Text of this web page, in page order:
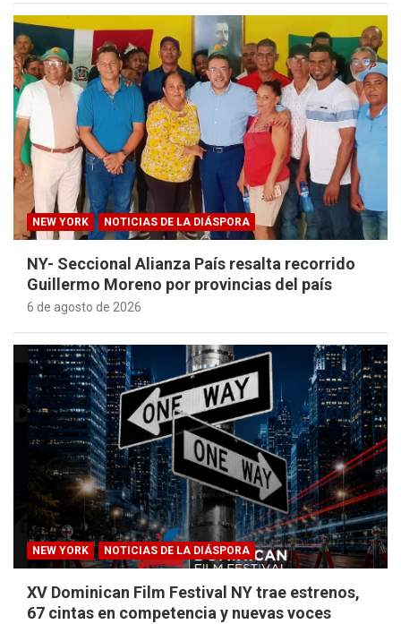
NEW YORK NOTICIAS DE LA DIÁSPORA
NY- Seccional Alianza País resalta recorrido
Guillermo Moreno por provincias del país
6 de agosto de 2026
NEW YORK NOTICIAS DE LA DIÁSPORA
XV Dominican Film Festival NY trae estrenos,
67 cintas en competencia y nuevas voces